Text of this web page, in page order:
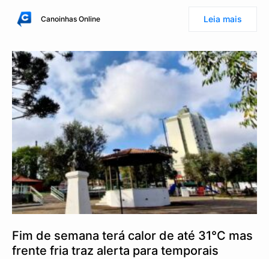
Canoinhas Online Leia mais
Fim de semana terá calor de até 31°C mas
frente fria traz alerta para temporais